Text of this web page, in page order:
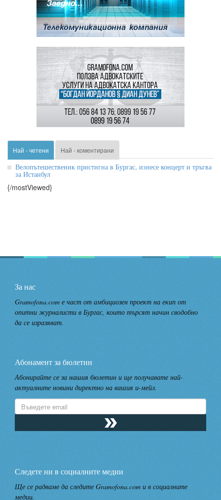
Най - четени Най - коментирани
Велопътешественик пристигна в Бургас, изнесе концерт и тръгва
за Истанбул
{/mostViewed}
За нас
Gramofona.com е част от амбициозен проект на екип от
опитни журналисти в Бургас, които търсят начин сводобно
да се изразяват.
Абонамент за бюлетин
Абонирайте се за нашия бюлетин и ще получавате най-
актуалните новини директно на вашия и-мейл.
Следете ни в социалните медии
Ще се радваме да следите Gramofona.com и в социалните
медии.